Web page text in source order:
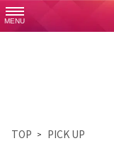
MENU
TOP PICK UP